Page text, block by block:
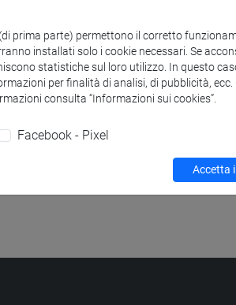
prima parte) permettono il corretto
installati solo i cookie necessari. Se
statistiche sul loro utilizzo. In questo
per finalità di analisi, di pubblicità, ecc.
consulta “Informazioni sui cookies”.
Facebook - Pixel
Accetta